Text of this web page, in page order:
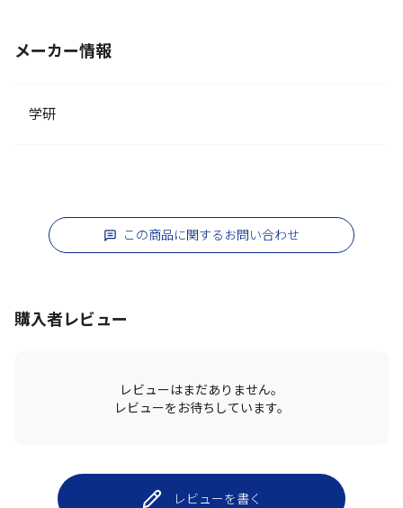
メーカー情報
学研
この商品に関するお問い合わせ
購入者レビュー
レビューはまだありません。
レビューをお待ちしています。
レビューを書く